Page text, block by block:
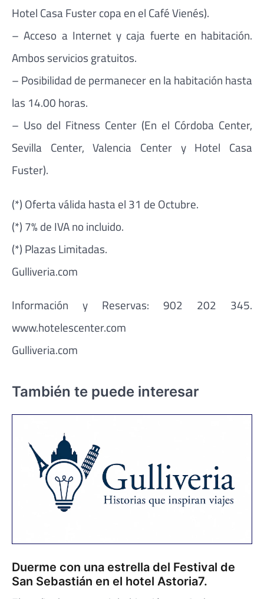
Hotel Casa Fuster copa en el Café Vienés).
– Acceso a Internet y caja fuerte en habitación.
Ambos servicios gratuitos.
– Posibilidad de permanecer en la habitación hasta
las 14.00 horas.
– Uso del Fitness Center (En el Córdoba Center,
Sevilla Center, Valencia Center y Hotel Casa
Fuster).
(*) Oferta válida hasta el 31 de Octubre.
(*) 7% de IVA no incluido.
(*) Plazas Limitadas.
Gulliveria.com
Información y Reservas: 902 202 345.
www.hotelescenter.com
Gulliveria.com
También te puede interesar
Duerme con una estrella del Festival de
San Sebastián en el hotel Astoria7.